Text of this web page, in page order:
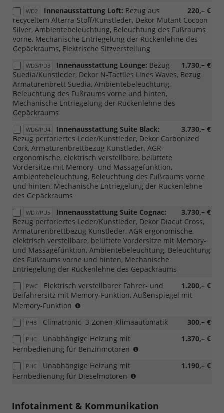
Loft
kombinierbar)
WD2 220,– €
Innenausstattung Loft: Bezug aus
recyceltem Alterra-Stoff/Kunstleder, Dekor Mutant Cocoon
Silver, Ambientebeleuchtung, Beleuchtung des Fußraums
vorne, Mechanische Entriegelung der Rückenlehne des
Gepäckraums, Elektrische Sitzverstellung
WD3/PD3 1.730,– €
Innenausstattung Lounge: Bezug
Suedia/Kunstleder, Dekor N-Tactiles Lines Waves, Bezug
Armaturenbrett Suedia, Ambientebeleuchtung,
Beleuchtung des Fußraums vorne und hinten,
Mechanische Entriegelung der Rückenlehne des
Gepäckraums
WD6/PU4 3.730,– €
Innenausstattung Suite Black:
Bezug perforiertes Leder/Kunstleder, Dekor Carbonized
Cork, Armaturenbrettbezug Kunstleder, AGR-
ergonomische, elektrisch verstellbare, belüftete
Vordersitze mit Memory- und Massagefunktion,
Ambientebeleuchtung, Beleuchtung des Fußraums vorne
und hinten, Mechanische Entriegelung der Rückenlehne
des Gepäckraums
WD7/PU5 3.730,– €
Innenausstattung Suite Cognac:
Bezug perforiertes Leder/Kunstleder, Dekor Diacut Cross,
Armaturenbrettbezug Kunstleder, AGR ergonomische,
elektrisch verstellbare, belüftete Vordersitze mit Memory-
und Massagefunktion, Ambientebeleuchtung, Beleuchtung
des Fußraums vorne und hinten, Mechanische
Entriegelung der Rückenlehne des Gepäckraums
PWC 1.200,– €
Elektrisch verstellbarer Fahrer- und
Beifahrersitz mit Memory-Funktion, Außenspiegel mit
Memory-Funktion
PST/PSU
nur
mit
Lodge/Lounge/Sportline
kombinierbar)
PHB 300,– €
Climatronic  3-Zonen-Klimaautomatik
PHC 1.370,– €
Unabhängige Heizung mit
Fernbedienung für Benzinmotoren
PHC 1.190,– €
Unabhängige Heizung mit
Fernbedienung für Dieselmotoren
Loft
Infotainment & Kommunikation